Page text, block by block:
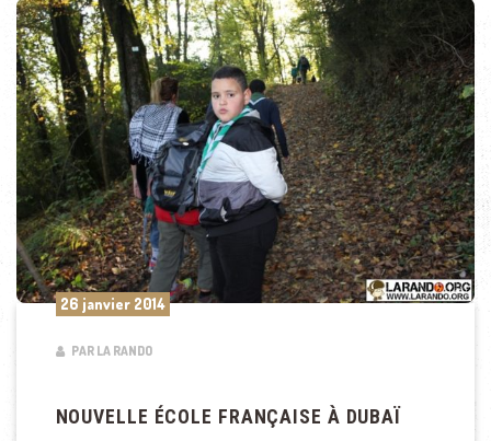
26 janvier 2014
PAR LA RANDO
NOUVELLE ÉCOLE FRANÇAISE À DUBAÏ